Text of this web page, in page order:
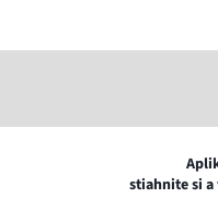
stiahnite si